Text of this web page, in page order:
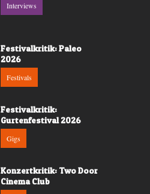
Interviews
Festivalkritik: Paleo
2026
Festivals
Festivalkritik:
Gurtenfestival 2026
Gigs
Konzertkritik: Two Door
Cinema Club